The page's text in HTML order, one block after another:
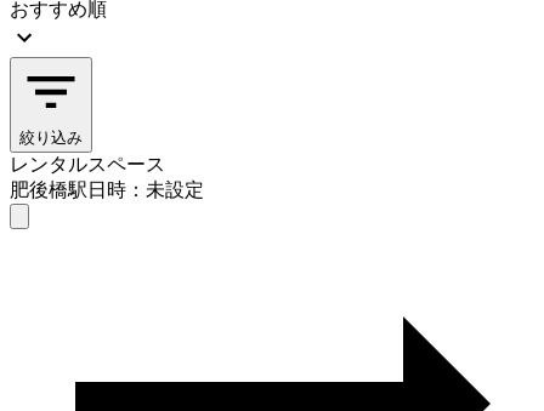
おすすめ順
絞り込み
レンタルスペース
肥後橋駅日時：未設定